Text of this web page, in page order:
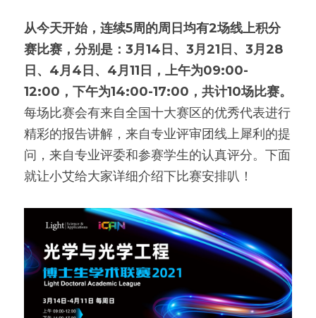
从今天开始，连续5周的周日均有2场线上积分
赛比赛，分别是：3月14日、3月21日、3月28
日、4月4日、4月11日，上午为09:00-
12:00，下午为14:00-17:00，共计10场比赛。
每场比赛会有来自全国十大赛区的优秀代表进行
精彩的报告讲解，来自专业评审团线上犀利的提
问，来自专业评委和参赛学生的认真评分。下面
就让小艾给大家详细介绍下比赛安排叭！